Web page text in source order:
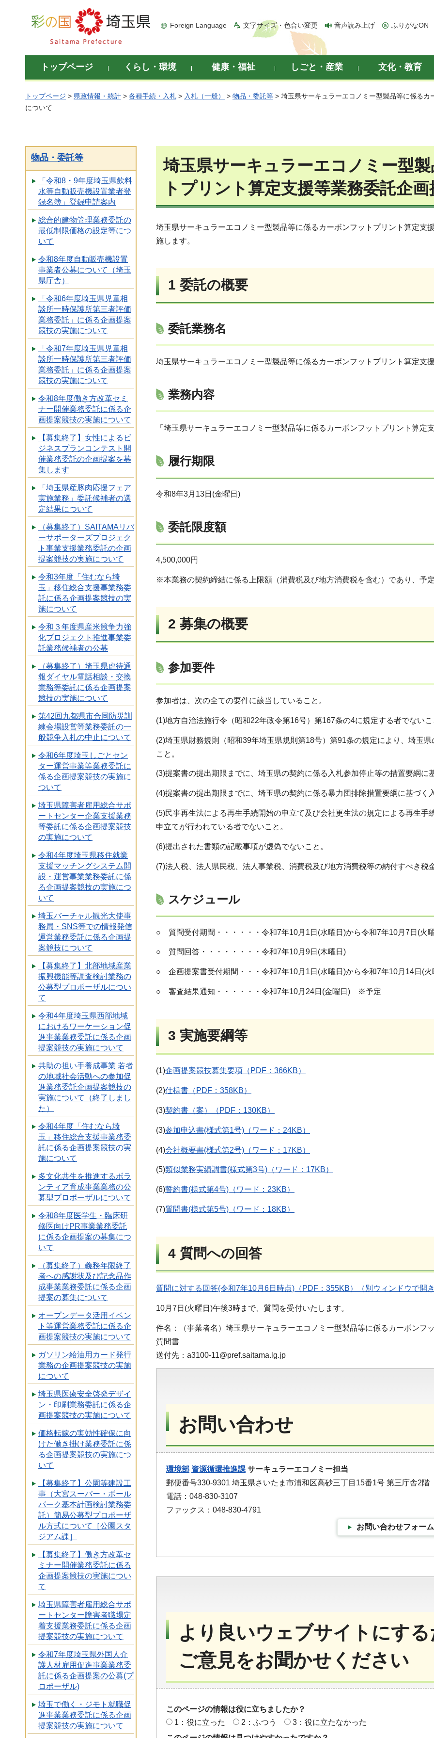
彩の国 埼玉県
Foreign Language 文字サイズ・色合い変更 音声読み上げ ふりがなON
トップページ くらし・環境 健康・福祉 しごと・産業 文化・教育
トップページ > 県政情報・統計 > 各種手続・入札 > 入札（一般） > 物品・委託等 > 埼玉県サーキュラーエコノミー型製品等に係る
について
物品・委託等
「令和8・9年度埼玉県飲料
水等自動販売機設置業者登
録名簿」登録申請案内
総合的建物管理業務委託の
最低制限価格の設定等につ
いて
令和8年度自動販売機設置
事業者公募について（埼玉
県庁舎）
「令和6年度埼玉県児童相
談所一時保護所第三者評価
業務委託」に係る企画提案
競技の実施について
「令和7年度埼玉県児童相
談所一時保護所第三者評価
業務委託」に係る企画提案
競技の実施について
令和8年度働き方改革セミ
ナー開催業務委託に係る企
画提案競技の実施について
【募集終了】女性によるビ
ジネスプランコンテスト開
催業務委託の企画提案を募
集します
「埼玉県産豚肉応援フェア
実施業務」委託候補者の選
定結果について
（募集終了）SAITAMAリバ
ーサポーターズプロジェク
ト事業支援業務委託の企画
提案競技の実施について
令和3年度「住むなら埼
玉」移住総合支援事業務委
託に係る企画提案競技の実
施について
令和３年度県産米競争力強
化プロジェクト推進事業委
託業務候補者の公募
（募集終了）埼玉県虐待通
報ダイヤル電話相談・交換
業務等委託に係る企画提案
競技の実施について
第42回九都県市合同防災訓
練会場設営等業務委託の一
般競争入札の中止について
令和6年度埼玉しごとセン
ター運営事業等業務委託に
係る企画提案競技の実施に
ついて
埼玉県障害者雇用総合サポ
ートセンター企業支援業務
等委託に係る企画提案競技
の実施について
令和4年度埼玉県移住就業
支援マッチングシステム開
設・運営事業業務委託に係
る企画提案競技の実施につ
いて
埼玉バーチャル観光大使事
務局・SNS等での情報発信
運営業務委託に係る企画提
案競技について
【募集終了】北部地域産業
振興機能等調査検討業務の
公募型プロポーザルについ
て
令和4年度埼玉県西部地域
におけるワーケーション促
進事業業務委託に係る企画
提案競技の実施について
共助の担い手養成事業 若者
の地域社会活動への参加促
進業務委託企画提案競技の
実施について（終了しまし
た）
令和4年度「住むなら埼
玉」移住総合支援事業務委
託に係る企画提案競技の実
施について
多文化共生を推進するボラ
ンティア育成事業業務の公
募型プロポーザルについて
令和8年度医学生・臨床研
修医向けPR事業業務委託
に係る企画提案の募集につ
いて
（募集終了）義務年限終了
者への感謝状及び記念品作
成事業業務委託に係る企画
提案の募集について
オープンデータ活用イベン
ト等運営業務委託に係る企
画提案競技の実施について
ガソリン給油用カード発行
業務の企画提案競技の実施
について
埼玉県医療安全啓発デザイ
ン・印刷業務委託に係る企
画提案競技の実施について
価格転嫁の実効性確保に向
けた働き掛け業務委託に係
る企画提案競技の実施につ
いて
【募集終了】公園等建設工
事（大宮スーパー・ボール
パーク基本計画検討業務委
託）簡易公募型プロポーザ
ル方式について［公園スタ
ジアム課］
【募集終了】働き方改革セ
ミナー開催業務委託に係る
企画提案競技の実施につい
て
埼玉県障害者雇用総合サポ
ートセンター障害者職場定
着支援業務委託に係る企画
提案競技の実施について
令和7年度埼玉県外国人介
護人材雇用促進事業業務委
託に係る企画提案の公募(プ
ロポーザル)
埼玉で働く・ジモト就職促
進事業業務委託に係る企画
提案競技の実施について
埼玉県サーキュラーエコノミー型
トプリント算定支援等業務委託企
埼玉県サーキュラーエコノミー型製品等に係るカーボンフットプリント算定支
施します。
1 委託の概要
委託業務名
埼玉県サーキュラーエコノミー型製品等に係るカーボンフットプリント算定支
業務内容
「埼玉県サーキュラーエコノミー型製品等に係るカーボンフットプリント算定
履行期限
令和8年3月13日(金曜日)
委託限度額
4,500,000円
※本業務の契約締結に係る上限額（消費税及び地方消費税を含む）であり、予
2 募集の概要
参加要件
参加者は、次の全ての要件に該当していること。
(1)地方自治法施行令（昭和22年政令第16号）第167条の4に規定する者でない
(2)埼玉県財務規則（昭和39年埼玉県規則第18号）第91条の規定により、埼玉
こと。
(3)提案書の提出期限までに、埼玉県の契約に係る入札参加停止等の措置要綱
(4)提案書の提出期限までに、埼玉県の契約に係る暴力団排除措置要綱に基づ
(5)民事再生法による再生手続開始の申立て及び会社更生法の規定による再生
申立てが行われている者でないこと。
(6)提出された書類の記載事項が虚偽でないこと。
(7)法人税、法人県民税、法人事業税、消費税及び地方消費税等の納付すべき税
スケジュール
○ 質問受付期間・・・・・・令和7年10月1日(水曜日)から令和7年10月7日(火
○ 質問回答・・・・・・・・令和7年10月9日(木曜日)
○ 企画提案書受付期間・・・令和7年10月1日(水曜日)から令和7年10月14日(火
○ 審査結果通知・・・・・・令和7年10月24日(金曜日) ※予定
3 実施要綱等
(1)企画提案競技募集要項（PDF：366KB）
(2)仕様書（PDF：358KB）
(3)契約書（案）（PDF：130KB）
(3)参加申込書(様式第1号)（ワード：24KB）
(4)会社概要書(様式第2号)（ワード：17KB）
(5)類似業務実績調書(様式第3号)（ワード：17KB）
(6)誓約書(様式第4号)（ワード：23KB）
(7)質問書(様式第5号)（ワード：18KB）
4 質問への回答
質問に対する回答(令和7年10月6日時点)（PDF：355KB）（別ウィンドウで開
10月7日(火曜日)午後3時まで、質問を受付いたします。
件名：（事業者名）埼玉県サーキュラーエコノミー型製品等に係るカーボンフ
質問書
送付先：a3100-11@pref.saitama.lg.jp
お問い合わせ
環境部 資源循環推進課 サーキュラーエコノミー担当
郵便番号330-9301 埼玉県さいたま市浦和区高砂三丁目15番1号 第三庁舎2階
電話：048-830-3107
ファックス：048-830-4791
お問い合わせフォーム
より良いウェブサイトにす
ご意見をお聞かせください
このページの情報は役に立ちましたか？
1：役に立った
2：ふつう
3：役に立たなかった